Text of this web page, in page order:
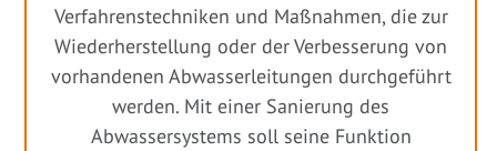
Verfahrenstechniken und Maßnahmen, die zur
Wiederherstellung oder der Verbesserung von
vorhandenen Abwasserleitungen durchgeführt
werden. Mit einer Sanierung des
Abwassersystems soll seine Funktion